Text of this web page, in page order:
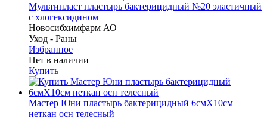
Мультипласт пластырь бактерицидный №20 эластичный
с хлогексидином
Новосибхимфарм АО
Уход - Раны
Избранное
Нет в наличии
Купить
Мастер Юни пластырь бактерицидный 6смX10см
неткан осн телесный